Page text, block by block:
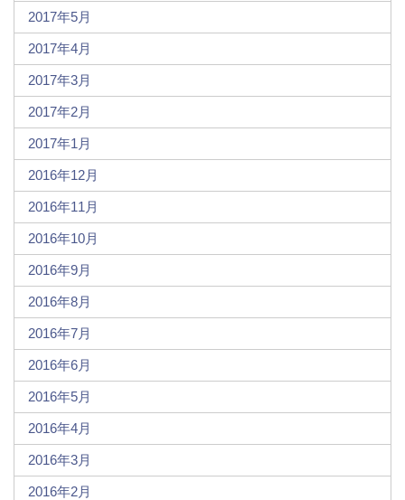
2017年5月
2017年4月
2017年3月
2017年2月
2017年1月
2016年12月
2016年11月
2016年10月
2016年9月
2016年8月
2016年7月
2016年6月
2016年5月
2016年4月
2016年3月
2016年2月